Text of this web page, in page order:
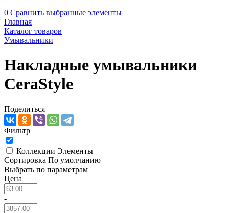
0 Сравнить выбранные элементы
Главная
Каталог товаров
Умывальники
Накладные умывальники
CeraStyle
Поделиться
Фильтр
Коллекции Элементы
Сортировка По умолчанию
Выбрать по параметрам
Цена
-